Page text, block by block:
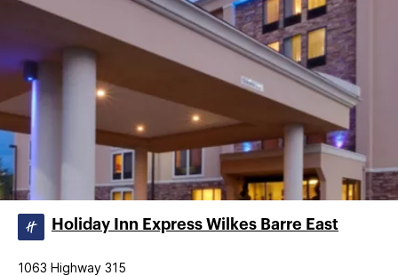
Holiday Inn Express Wilkes Barre East
1063 Highway 315